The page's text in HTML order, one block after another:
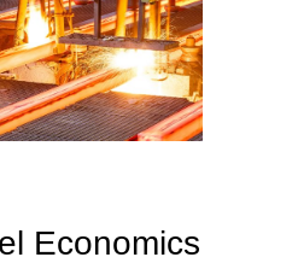
Economics